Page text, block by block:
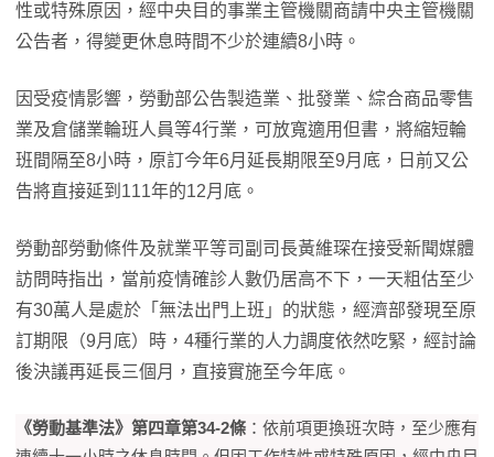
性或特殊原因，經中央目的事業主管機關商請中央主管機關
公告者，得變更休息時間不少於連續8小時。
因受疫情影響，勞動部公告製造業、批發業、綜合商品零售
業及倉儲業輪班人員等4行業，可放寬適用但書，將縮短輪
班間隔至8小時，原訂今年6月延長期限至9月底，日前又公
告將直接延到111年的12月底。
勞動部勞動條件及就業平等司副司長黃維琛在接受新聞媒體
訪問時指出，當前疫情確診人數仍居高不下，一天粗估至少
有30萬人是處於「無法出門上班」的狀態，經濟部發現至原
訂期限（9月底）時，4種行業的人力調度依然吃緊，經討論
後決議再延長三個月，直接實施至今年底。
《勞動基準法》第四章第34-2條 ：依前項更換班次時，至少應有